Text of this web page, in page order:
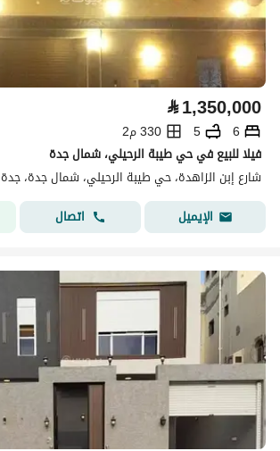
⃁1,350,000
6
5
330 م2
فيلا للبيع في حي طيبة الرحيلي، شمال جدة
شارع إبن الزاهدة، حي طيبة الرحيلي، شمال جدة، جدة
الإيميل
اتصال